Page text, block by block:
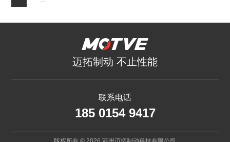
迈拓制动 不止性能
联系电话
185 0154 9417